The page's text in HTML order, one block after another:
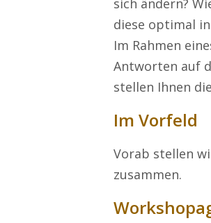
sich ändern?
diese optimal
Im Rahmen
Antworten auf
stellen Ihnen
Im Vorfeld
Vorab stellen
zusammen.